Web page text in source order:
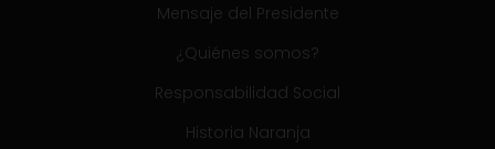
Mensaje del Presidente
¿Quiénes somos?
Responsabilidad Social
Historia Naranja